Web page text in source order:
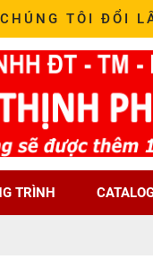
TÔI ĐỔI
TRÌNH